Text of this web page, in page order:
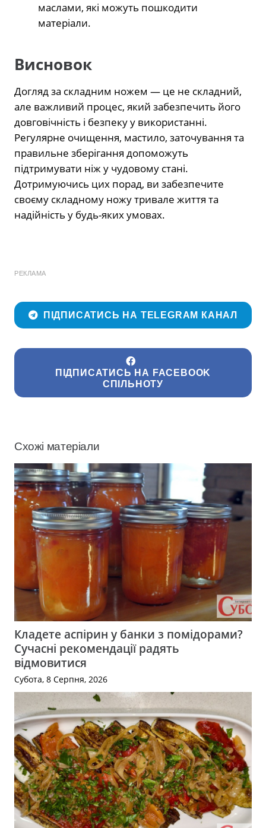
маслами, які можуть пошкодити
матеріали.
Висновок
Догляд за складним ножем — це не складний,
але важливий процес, який забезпечить його
довговічність і безпеку у використанні.
Регулярне очищення, мастило, заточування та
правильне зберігання допоможуть
підтримувати ніж у чудовому стані.
Дотримуючись цих порад, ви забезпечите
своєму складному ножу тривале життя та
надійність у будь-яких умовах.
РЕКЛАМА
ПІДПИСАТИСЬ НА TELEGRAM КАНАЛ
ПІДПИСАТИСЬ НА FACEBOOK
СПІЛЬНОТУ
Схожі матеріали
Кладете аспірин у банки з помідорами?
Сучасні рекомендації радять
відмовитися
Субота, 8 Серпня, 2026